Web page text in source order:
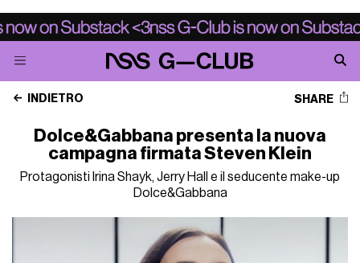
INDIETRO SHARE
Dolce&Gabbana presenta la nuova
campagna firmata Steven Klein
Protagonisti Irina Shayk, Jerry Hall e il seducente make-up
Dolce&Gabbana